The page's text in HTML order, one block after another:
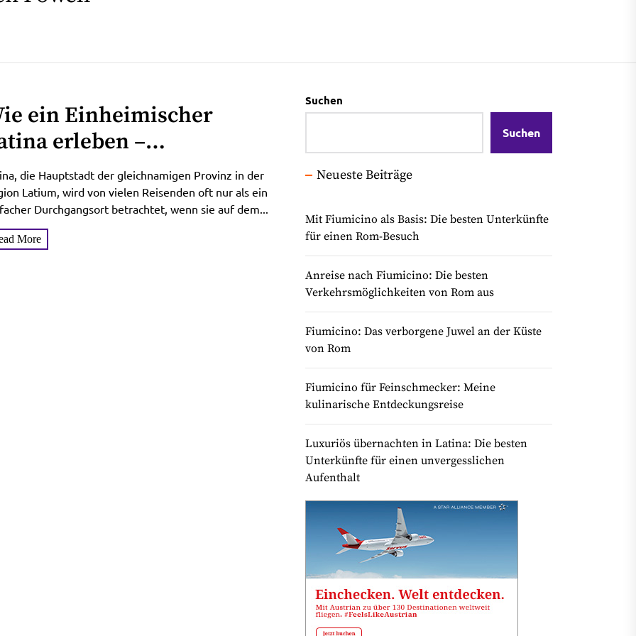
ein Einheimischer
erleben –
abseits der
die Hauptstadt der gleichnamigen Provinz in der
Latium, wird von vielen Reisenden oft nur als ein
Durchgangsort betrachtet, wenn sie auf dem...
More
Suchen
Suchen
Neueste Beiträge
Mit Fiumicino als Basis: Die besten Unterkünfte
für einen Rom-Besuch
Anreise nach Fiumicino: Die besten
Verkehrsmöglichkeiten von Rom aus
Fiumicino: Das verborgene Juwel an der Küste
von Rom
Fiumicino für Feinschmecker: Meine
kulinarische Entdeckungsreise
Luxuriös übernachten in Latina: Die besten
Unterkünfte für einen unvergesslichen
Aufenthalt